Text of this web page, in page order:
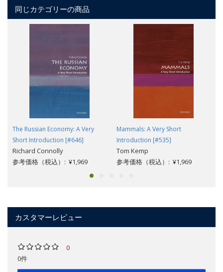
同じカテゴリーの商品
The Russian Economy: A Very
Short Introduction [#646]
Richard Connolly
参考価格（税込）: ¥1,969
Mammals: A Very Short
Introduction [#535]
Tom Kemp
参考価格（税込）: ¥1,969
カスタマーレビュー
0
0件